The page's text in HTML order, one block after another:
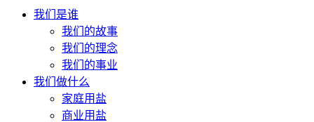
我们是谁
我们的故事
我们的理念
我们的事业
我们做什么
家庭用盐
商业用盐